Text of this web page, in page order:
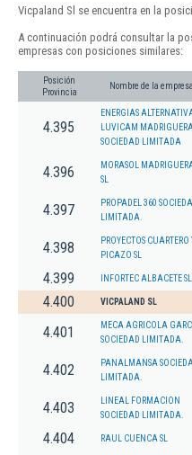
Vicpaland Sl se encuentra en la
A continuación podrá consultar la
empresas con posiciones similares:
Posición
Provincia
Nombre de la empresa
4.395
ENERGIAS
LUVICAM
SOCIEDAD LIMITADA
4.396
MORASOL
SL
4.397
PROPADEL 360
LIMITADA.
4.398
PROYECTOS CUARTERO
PICAZO SL
4.399 INFORTEC ALBACETE SL
4.400 VICPALAND SL
4.401
MECA AGRICOLA
SOCIEDAD LIMITADA.
4.402
PANALMANSA
LIMITADA.
4.403
LINEAL FORMACION
SOCIEDAD LIMITADA.
4.404 RAUL CUENCA SL